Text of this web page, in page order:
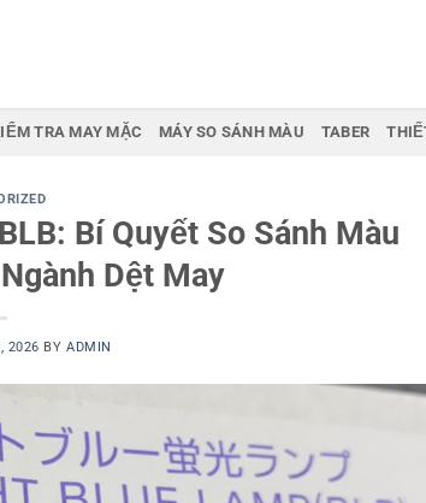
TRA MAY MẶC MÁY SO SÁNH MÀU TABER
Bí Quyết So Sánh Màu
Dệt May
2026 BYADMIN